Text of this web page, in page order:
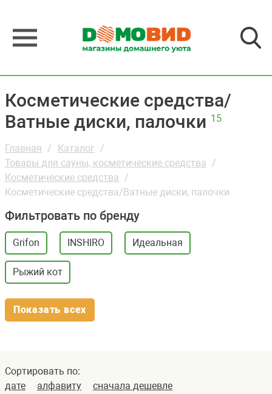
Косметические средства/
Ватные диски, палочки 15
Главная
Каталог
Товары для сауны, косметические средства
Косметические средства
Косметические средства/Ватные диски, палочки
Фильтровать по бренду
Grifon INSHIRO Идеальная
Рыжий кот
Показать всех
Сортировать по:
дате
алфавиту
сначала дешевле